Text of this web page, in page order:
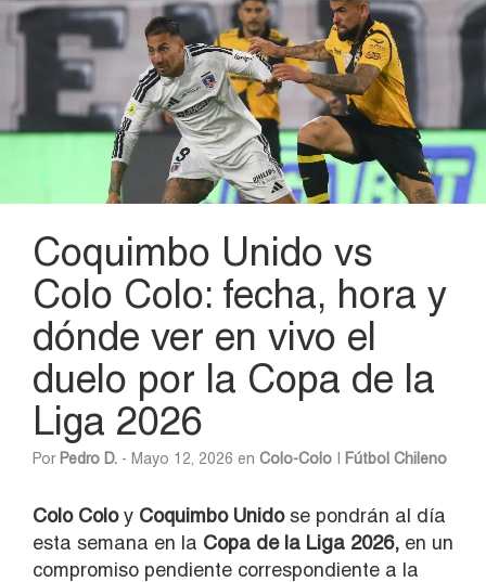
Coquimbo Unido vs
Colo Colo: fecha, hora y
dónde ver en vivo el
duelo por la Copa de la
Liga 2026
Por Pedro D. - Mayo 12, 2026 en Colo-Colo Fútbol Chileno
Colo Coloy Coquimbo Unidose pondrán al día
esta semana en la Copa de la Liga 2026, en un
compromiso pendiente correspondiente a la